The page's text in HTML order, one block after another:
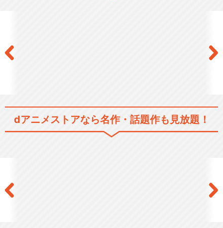
dアニメストアなら名作・話題作も見放題！